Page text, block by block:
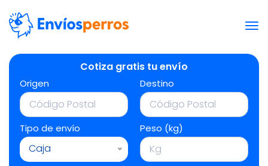
Cotiza gratis tu envío
Origen Destino
Tipo de envío
Caja
Peso (kg)